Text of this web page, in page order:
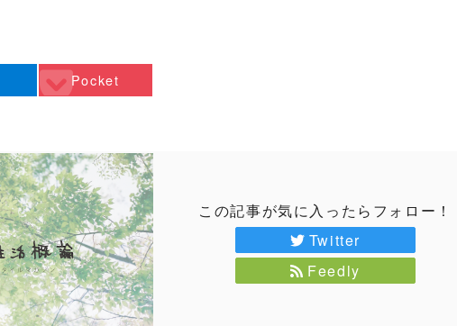
Pocket
この記事が気に入ったらフォロー！
Twitter
Feedly